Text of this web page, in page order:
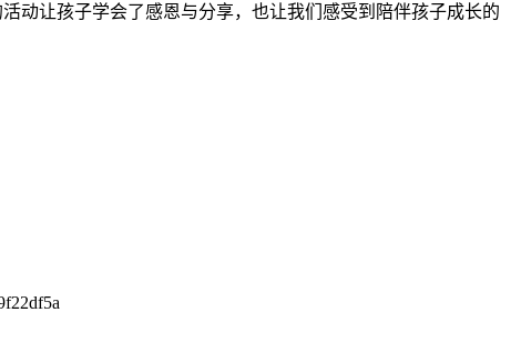
动让孩子学会了感恩与分享，也让我们感受到陪伴孩子成长的